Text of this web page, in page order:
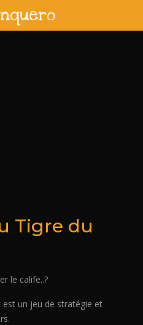
Tigre du
le calife..?
est un jeu de stratégie et